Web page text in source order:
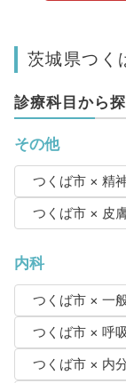
茨城県つく
診療科目から
その他
つくば市 × 精
つくば市 × 皮
内科
つくば市 × 一
つくば市 × 呼
つくば市 × 内